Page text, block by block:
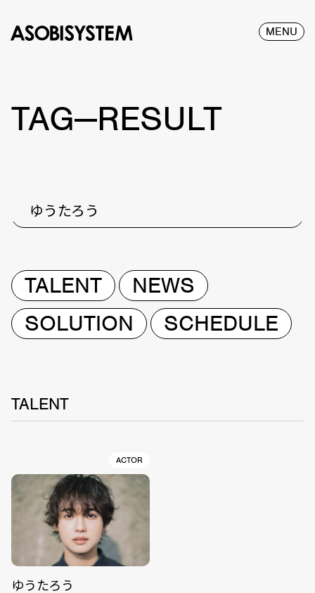
MENU
TAG—RESULT
ゆうたろう
TALENT
NEWS
SOLUTION
SCHEDULE
TALENT
ACTOR
ゆうたろう